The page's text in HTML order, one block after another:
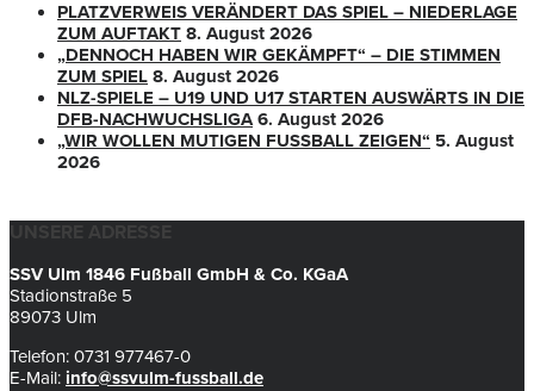
PLATZVERWEIS VERÄNDERT DAS SPIEL – NIEDERLAGE
ZUM AUFTAKT 8. August 2026
„DENNOCH HABEN WIR GEKÄMPFT“ – DIE STIMMEN
ZUM SPIEL 8. August 2026
NLZ-SPIELE – U19 UND U17 STARTEN AUSWÄRTS IN DIE
DFB-NACHWUCHSLIGA 6. August 2026
„WIR WOLLEN MUTIGEN FUSSBALL ZEIGEN“
5. August
2026
UNSERE ADRESSE
SSV Ulm 1846 Fußball GmbH & Co. KGaA
Stadionstraße 5
89073 Ulm
Telefon: 0731 977467-0
E-Mail: info@ssvulm-fussball.de